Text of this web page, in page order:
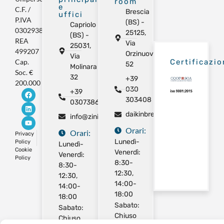
C.F. /
P.IVA
03029380981
REA
499207
Cap.
Soc. €
200.000
Privacy
Policy
Cookie
Policy
e
uffici
Capriolo
(BS) -
25031,
Via
Molinara
32
+39
0307386325
info@ziniimpianti.com
Orari:
Lunedì-
Venerdì:
8:30-
12:30,
14:00-
18:00
Sabato:
Chiuso
Brescia
(BS) -
25125,
Via
Orzinuovi
52
+39
030
303408
daikinbrescia@gmail.com
Orari:
Lunedì-
Venerdì:
8:30-
12:30,
14:00-
18:00
Sabato:
Chiuso